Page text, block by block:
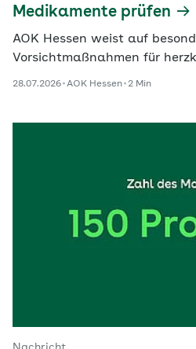
Medikamente prüfen
AOK Hessen weist auf
Vorsichtmaßnahmen für
28.07.2026 AOK Hessen 2 Min